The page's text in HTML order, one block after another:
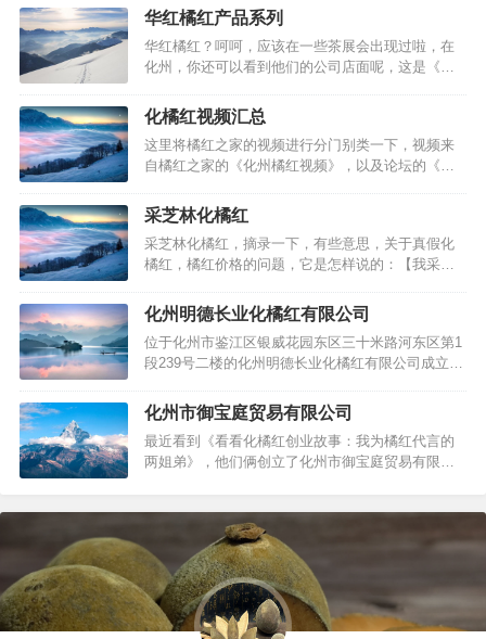
国县域经济研究与服务的权威机构。中心由200余名
国内各领域、各学科，既有理论研究功底又有实践
经验的知名专家组成。大概是可以为区域县级经济
提供参考建议吧）。该中心和领导…
华红橘红产品系列
华红橘红？呵呵，应该在一些茶展会出现过啦，在
化州，你还可以看到他们的公司店面呢，这是《化
橘红胎片化橘红胎果是指橘红果还没有长成成年果
就开始采摘的幼小果实，一般正宗化橘红的胎果表
面一层绒毛覆盖率能达到95%以上，所切出来的橘
红片一般以实心居 多，片型表面…
化橘红视频汇总
这里将橘红之家的视频进行分门别类一下，视频来
自橘红之家的《化州橘红视频》，以及论坛的《视
有用的化橘红视频，例如关于企业宣传片的，关于
橘红知识的，关于种植技术的，关于食用的，关于
新闻的：（温馨提示：需要注意的是，视频可能需
要电脑才能浏览，或者需要转到其他网站…
采芝林化橘红
采芝林化橘红，摘录一下，有些意思，关于真假化
橘红，橘红价格的问题，它是怎样说的：【我采芝
产，从根源上杜绝重金属、农药残留、生长激素；
严格控制水分和杂质含量，在合格标准范围内。
【一部分商家】168元/瓶。承包农民基地，工厂生
产，但无法确定是否有重金属，…
化州明德长业化橘红有限公司
位于化州市鉴江区银威花园东区三十米路河东区第1
段239号二楼的化州明德长业化橘红有限公司成立于
司：批发、零售：橘红果、橘红片、橘红花；批发
兼零售：预包装食品、散装食品。旗下化州橘红品
牌应该是御橘好，一种化橘红凉茶。是不是跟这个
公司很相似：广州好橘鸿商贸…
化州市御宝庭贸易有限公司
最近看到《看看化橘红创业故事：我为橘红代言的
两姐弟》，他们俩创立了化州市御宝庭贸易有限公
宝庭贸易有限公司成立于2012年09月，位于化州市
河东东堤路172号，法人是柯东杏；看到其经营范围
批发兼零售：预包装食品、散…